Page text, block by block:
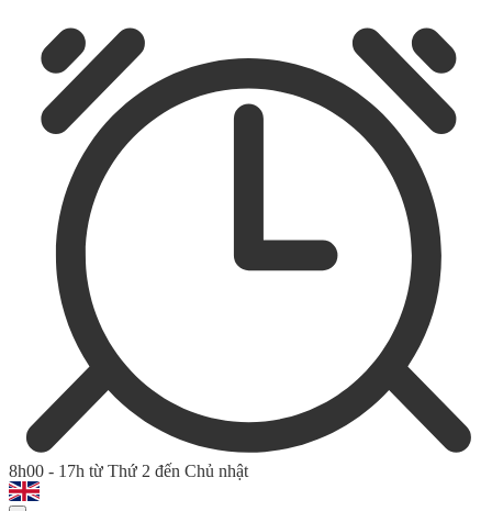
8h00 - 17h từ Thứ 2 đến Chủ nhật